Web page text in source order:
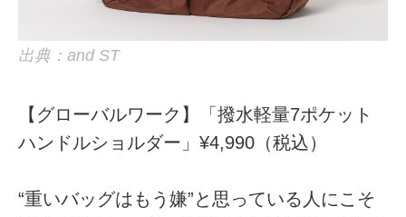
出典：and ST
【グローバルワーク】「撥水軽量7ポケット
ハンドルショルダー」¥4,990（税込）
“重いバッグはもう嫌”と思っている人にこそ